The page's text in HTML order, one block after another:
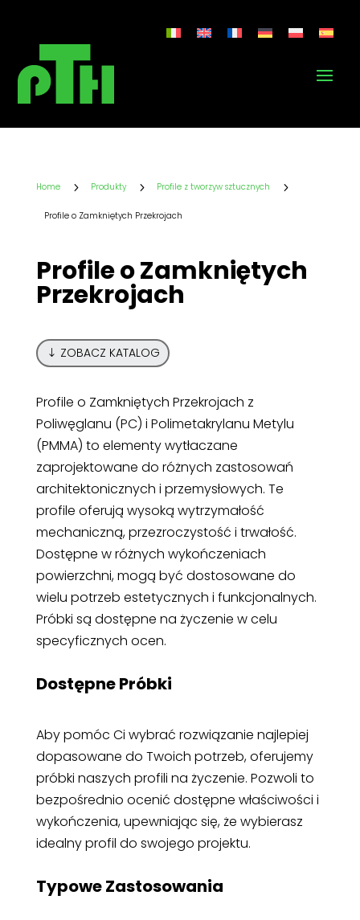
Home 5 Produkty 5 Profile z tworzyw sztucznych 5
Profile o Zamkniętych Przekrojach
Profile o Zamkniętych
Przekrojach
ZOBACZ KATALOG
Profile o Zamkniętych Przekrojach z
Poliwęglanu (PC) i Polimetakrylanu Metylu
(PMMA) to elementy wytłaczane
zaprojektowane do różnych zastosowań
architektonicznych i przemysłowych. Te
profile oferują wysoką wytrzymałość
mechaniczną, przezroczystość i trwałość.
Dostępne w różnych wykończeniach
powierzchni, mogą być dostosowane do
wielu potrzeb estetycznych i funkcjonalnych.
Próbki są dostępne na życzenie w celu
specyficznych ocen.
Dostępne Próbki
Aby pomóc Ci wybrać rozwiązanie najlepiej
dopasowane do Twoich potrzeb, oferujemy
próbki naszych profili na życzenie. Pozwoli to
bezpośrednio ocenić dostępne właściwości i
wykończenia, upewniając się, że wybierasz
idealny profil do swojego projektu.
Typowe Zastosowania